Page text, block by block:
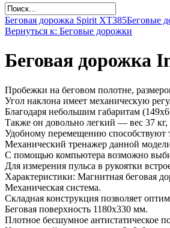
Беговая дорожка Spirit XT385Беговые
Вернуться к: Беговые дорожки
Беговая дорожка
Пробежки на беговом полотне,
Угол наклона имеет механическую
Благодаря небольшим габаритам
Также он довольно легкий — вес 37
Удобному перемещению способствуют
Механический тренажер данной
С помощью компьютера возможно
Для измерения пульса в рукоятки
Характеристики: Магнитная беговая
Механическая система.
Складная конструкция позволяет
Беговая поверхность 1180х330 мм.
Плотное бесшумное антистатическое